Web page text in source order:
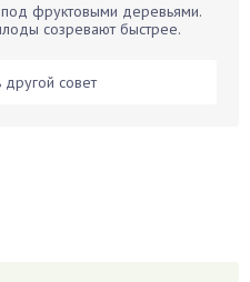
фруктовыми деревьями.
созревают быстрее.
другой совет